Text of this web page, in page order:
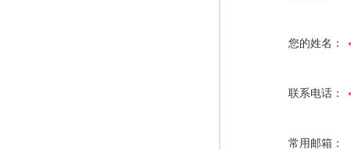
您的姓名：
联系电话：
常用邮箱：